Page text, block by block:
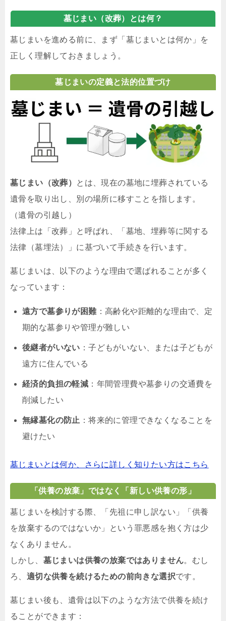
墓じまい（改葬）とは何？
墓じまいを進める前に、まず「墓じまいとは何か」を
正しく理解しておきましょう。
墓じまいの定義と法的位置づけ
墓じまい（改葬）
とは、現在の墓地に埋葬されている
遺骨を取り出し、別の場所に移すことを指します。
（遺骨の引越し）
法律上は「改葬」と呼ばれ、「墓地、埋葬等に関する
法律（墓埋法）」に基づいて手続きを行います。
墓じまいは、以下のような理由で選ばれることが多く
なっています：
遠方で墓参りが困難：高齢化や距離的な理由で、定
期的な墓参りや管理が難しい
後継者がいない ：子どもがいない、または子どもが
遠方に住んでいる
経済的負担の軽減 ：年間管理費や墓参りの交通費を
削減したい
無縁墓化の防止 ：将来的に管理できなくなることを
避けたい
墓じまいとは何か、さらに詳しく知りたい方はこちら
「供養の放棄」ではなく「新しい供養の形」
墓じまいを検討する際、「先祖に申し訳ない」「供養
を放棄するのではないか」という罪悪感を抱く方は少
なくありません。
しかし、 墓じまいは供養の放棄ではありません。むし
ろ、 適切な供養を続けるための前向きな選択です。
墓じまい後も、遺骨は以下のような方法で供養を続け
ることができます：